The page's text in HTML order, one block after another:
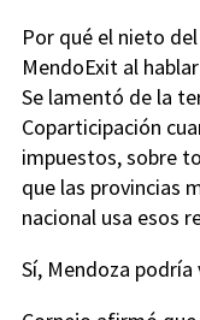
Por qué el nieto
MendoExit al
Se lamentó de la
Coparticipación
impuestos, sobre
que las provincias
nacional usa esos
Sí, Mendoza